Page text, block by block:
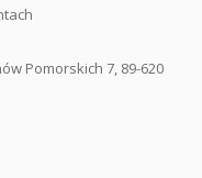
Pomorskich 7, 89-620